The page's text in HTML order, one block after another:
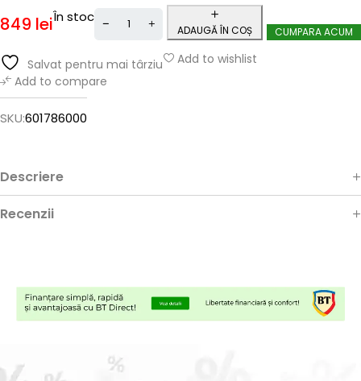
849 leiÎn stoc
ADAUGĂ ÎN COȘ CUMPARA ACUM
Salvat pentru mai târziu
Add to wishlist
Add to compare
SKU:601786000
Descriere
Recenzii